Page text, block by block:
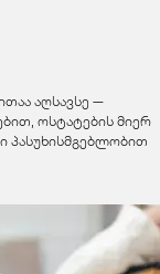
აღსავსე —
ოსტატების მიერ
პასუხისმგებლობით